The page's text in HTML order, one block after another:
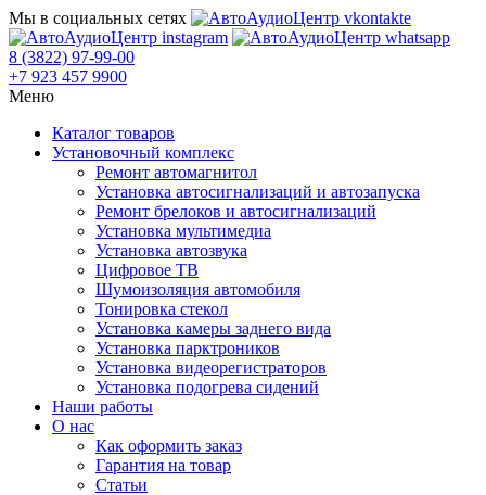
Мы в социальных сетях
8 (3822) 97-99-00
+7 923 457 9900
Меню
Каталог товаров
Установочный комплекс
Ремонт автомагнитол
Установка автосигнализаций и автозапуска
Ремонт брелоков и автосигнализаций
Установка мультимедиа
Установка автозвука
Цифровое ТВ
Шумоизоляция автомобиля
Тонировка стекол
Установка камеры заднего вида
Установка парктроников
Установка видеорегистраторов
Установка подогрева сидений
Наши работы
О нас
Как оформить заказ
Гарантия на товар
Статьи